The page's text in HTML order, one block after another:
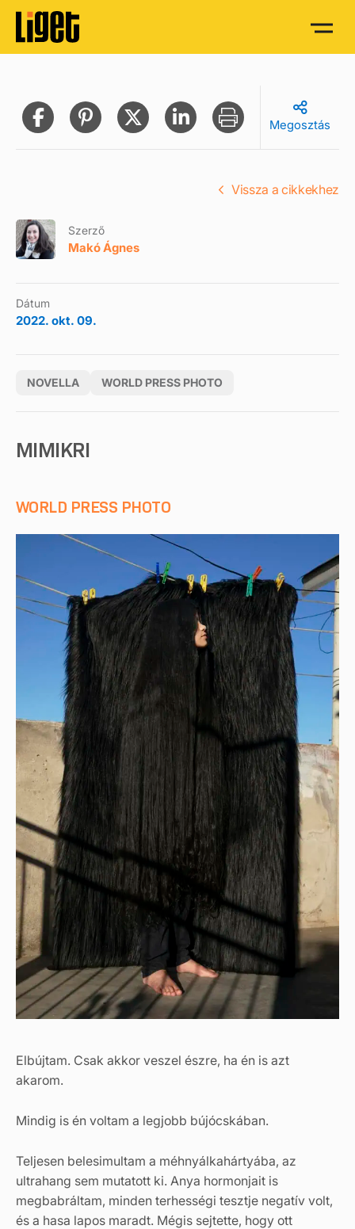
Megosztás
Szerző
Makó Ágnes
Dátum
2022. okt. 09.
NOVELLA WORLD PRESS PHOTO
Vissza a cikkekhez
MIMIKRI
WORLD PRESS PHOTO
Elbújtam. Csak akkor veszel észre, ha én is azt
akarom.
Mindig is én voltam a legjobb bújócskában.
Teljesen belesimultam a méhnyálkahártyába, az
ultrahang sem mutatott ki. Anya hormonjait is
megbabráltam, minden terhességi tesztje negatív volt,
és a hasa lapos maradt. Mégis sejtette, hogy ott